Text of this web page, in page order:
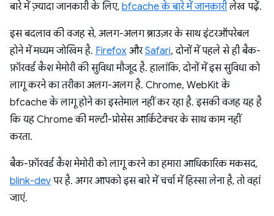
बारे में ज़्यादा जानकारी के लिए, bfcache के बारे में जानकारीलेख पढ़ें.
इस बदलाव की वजह से, अलग-अलग ब्राउज़र के साथ इंटरऑपरेबल
होने में मध्यम जोखिम है. Firefox औरSafari, दोनों में पहले से ही बैक-
फ़ॉरवर्ड कैश मेमोरी की सुविधा मौजूद है. हालांकि, दोनों में इस सुविधा को
लागू करने का तरीका अलग-अलग है. Chrome, WebKit के
bfcache के लागू होने का इस्तेमाल नहीं कर रहा है. इसकी वजह यह है
कि यह Chrome की मल्टी-प्रोसेस आर्किटेक्चर के साथ काम नहीं
करता.
बैक-फ़ॉरवर्ड कैश मेमोरी को लागू करने का हमारा आधिकारिक मकसद,
blink-dev पर है. अगर आपको इस बारे में चर्चा में हिस्सा लेना है, तो वहां
जाएं.